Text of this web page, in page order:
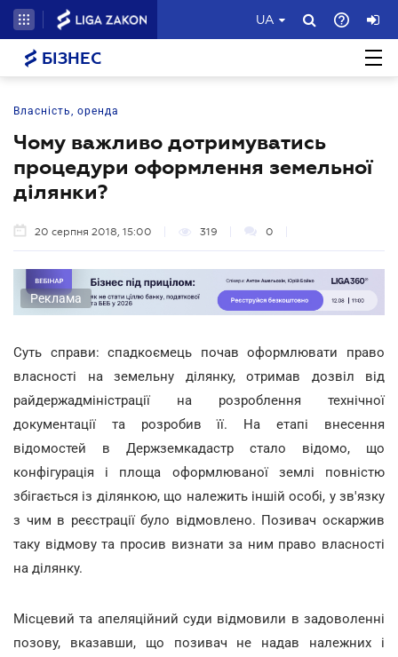
UA
БІЗНЕС
Власність, оренда
Чому важливо дотримуватись
процедури оформлення земельної
ділянки?
20 серпня 2018, 15:00 319 0
Реклама
Суть справи: спадкоємець почав оформлювати право
власності на земельну ділянку, отримав дозвіл від
райдержадміністрації на розроблення технічної
документації та розробив її. На етапі внесення
відомостей в Держземкадастр стало відомо, що
конфігурація і площа оформлюваної землі повністю
збігається із ділянкою, що належить іншій особі, у зв'язку
з чим в реєстрації було відмовлено. Позивач оскаржив
таку відмову та просив визнати за ним право власності
на ділянку.
Місцевий та апеляційний суди відмовили в задоволенні
позову, вказавши, що позивач не надав належних і